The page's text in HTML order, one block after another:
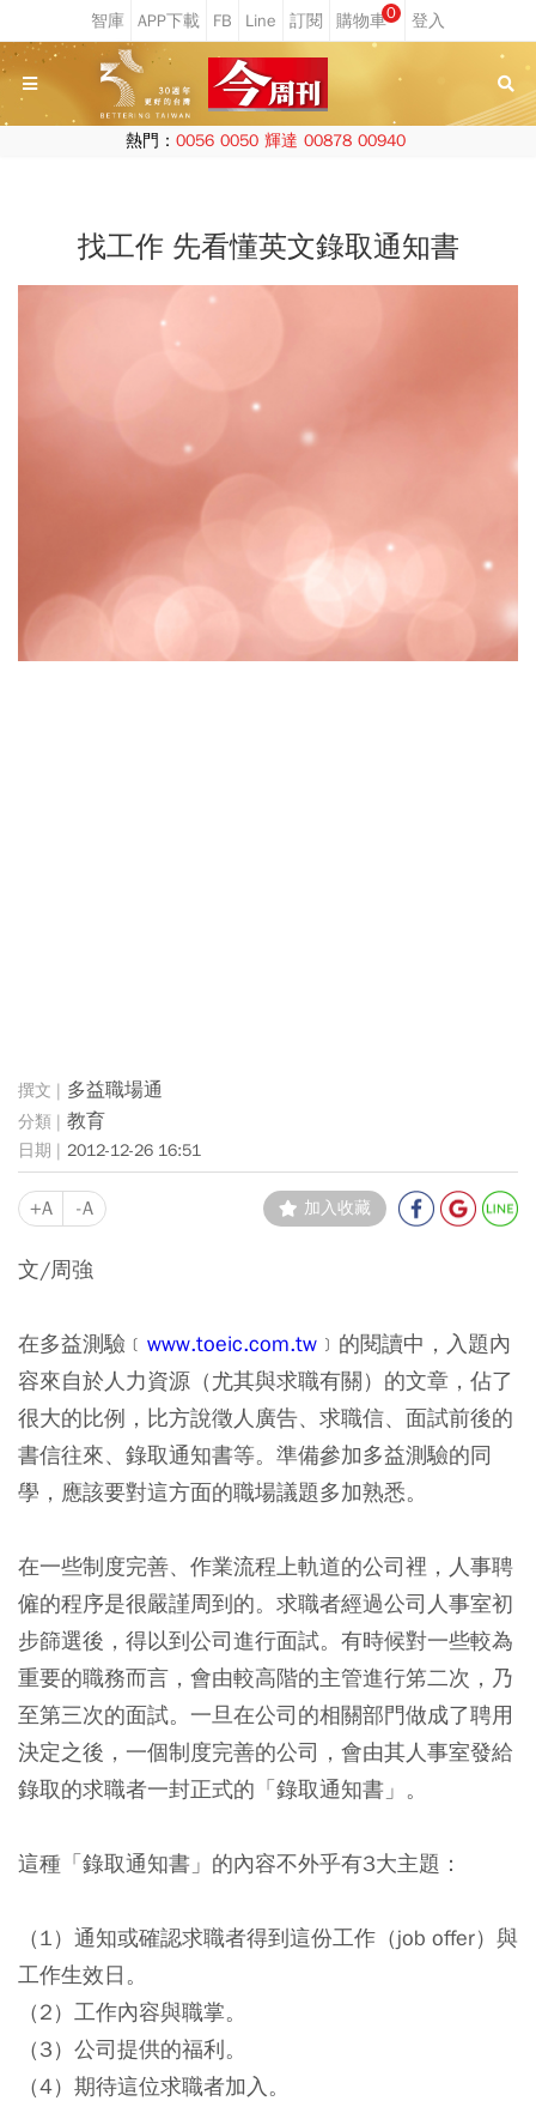
0
熱門： 0056 0050 輝達 00878 00940
找工作 先看懂英文錄取通知書
多益職場通
教育
2012-12-26 16:51
+A -A 加入收藏
文/周強
在多益測驗﹝ www.toeic.com.tw ﹞的閱讀中，入題內
容來自於人力資源（尤其與求職有關）的文章，佔了
很大的比例，比方說徵人廣告、求職信、面試前後的
書信往來、錄取通知書等。準備參加多益測驗的同
學，應該要對這方面的職場議題多加熟悉。
在一些制度完善、作業流程上軌道的公司裡，人事聘
僱的程序是很嚴謹周到的。求職者經過公司人事室初
步篩選後，得以到公司進行面試。有時候對一些較為
重要的職務而言，會由較高階的主管進行笫二次，乃
至第三次的面試。一旦在公司的相關部門做成了聘用
決定之後，一個制度完善的公司，會由其人事室發給
錄取的求職者一封正式的「錄取通知書」。
這種「錄取通知書」的內容不外乎有3大主題：
（1）通知或確認求職者得到這份工作（job offer）與
工作生效日。
（2）工作內容與職掌。
（3）公司提供的福利。
（4）期待這位求職者加入。